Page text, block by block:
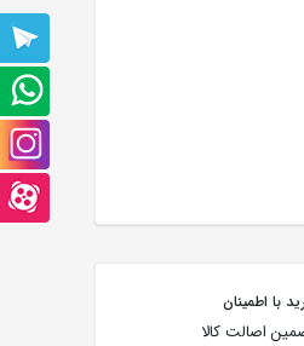
با اطمینان
اصالت کالا
پشتیبانی
تلگرام
پشتیبانی
واتس
آپ
صفحه
اینستاگرام
صفحه